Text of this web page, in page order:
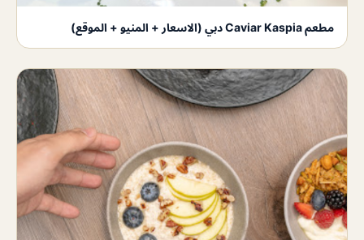
مطعم Caviar Kaspia دبي (الاسعار + المنيو + الموقع)